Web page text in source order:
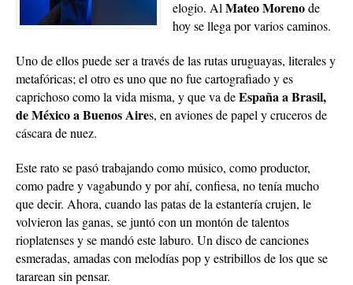
elogio. AlMateo Morenode
hoy se llega por varios caminos.
Uno de ellos puede ser a través de las rutas uruguayas, literales y
metafóricas; el otro es uno que no fue cartografiado y es
caprichoso como la vida misma, y que va deEspaña a Brasil,
de México a Buenos Aires, en aviones de papel y cruceros de
cáscara de nuez.
Este rato se pasó trabajando como músico, como productor,
como padre y vagabundo y por ahí, confiesa, no tenía mucho
que decir. Ahora, cuando las patas de la estantería crujen, le
volvieron las ganas, se juntó con un montón de talentos
rioplatenses y se mandó este laburo. Un disco de canciones
esmeradas, amadas con melodías pop y estribillos de los que se
tararean sin pensar.